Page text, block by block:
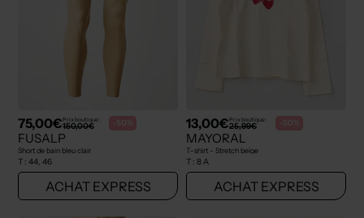
75,00€Prix boutique :
150,00€ -50%
FUSALP
Short de bain bleu clair
T : 44, 46
ACHAT EXPRESS
13,00€Prix boutique :
25,99€ -50%
MAYORAL
T-shirt - Stretch beige
T : 8 A
ACHAT EXPRESS